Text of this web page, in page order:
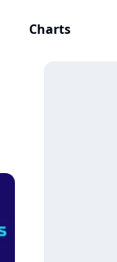
Charts